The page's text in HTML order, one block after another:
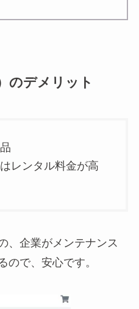
のデメリット
レンタル料金が高
、企業がメンテナンス
ので、安心です。